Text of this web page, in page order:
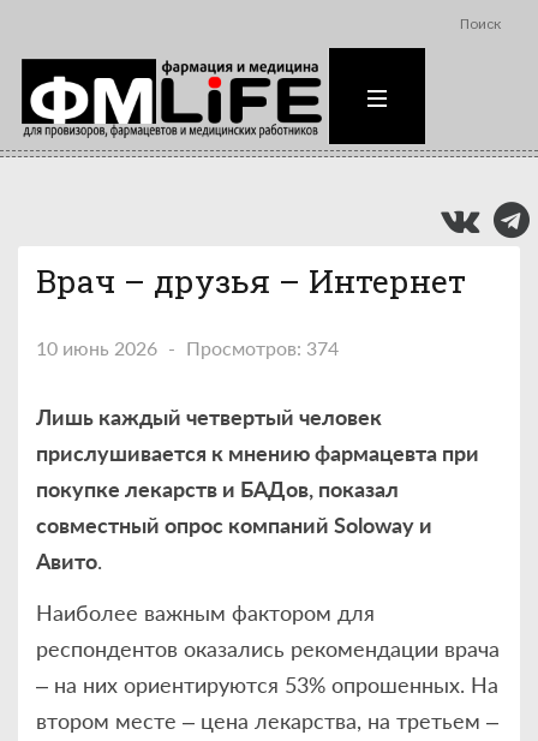
Поиск
Врач – друзья – Интернет
10 июнь 2026 Просмотров: 374
Лишь каждый четвертый человек
прислушивается к мнению фармацевта при
покупке лекарств и БАДов, показал
совместный опрос компаний Soloway и
Авито.
Наиболее важным фактором для
респондентов оказались рекомендации врача
– на них ориентируются 53% опрошенных. На
втором месте – цена лекарства, на третьем –